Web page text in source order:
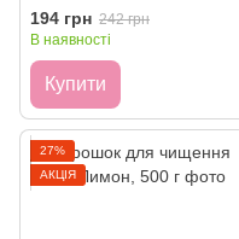
Almond & Cashmere Balm
1.275 л
194 грн 242 грн
В наявності
Купити
27%
АКЦІЯ